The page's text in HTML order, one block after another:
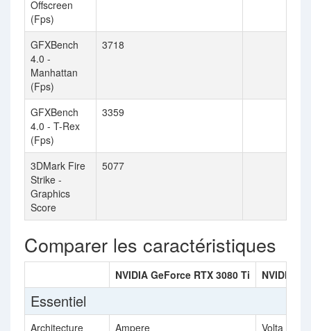
Offscreen
(Fps)
GFXBench
4.0 -
Manhattan
(Fps)
3718
GFXBench
4.0 - T-Rex
(Fps)
3359
3DMark Fire
Strike -
Graphics
Score
5077
Comparer les caractéristiques
NVIDIA GeForce RTX 3080 Ti NVIDIA
Essentiel
Architecture Ampere
Volta